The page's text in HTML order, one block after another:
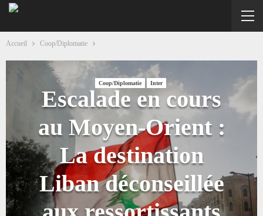
Accueil Coop/Diplomatie
Coop/Diplomatie Inter
Escalade en cours
au Moyen-Orient :
La destination
Liban déconseillée